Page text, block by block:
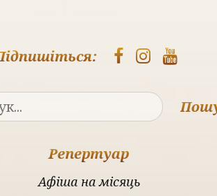
Репертуар
Афіша на місяць